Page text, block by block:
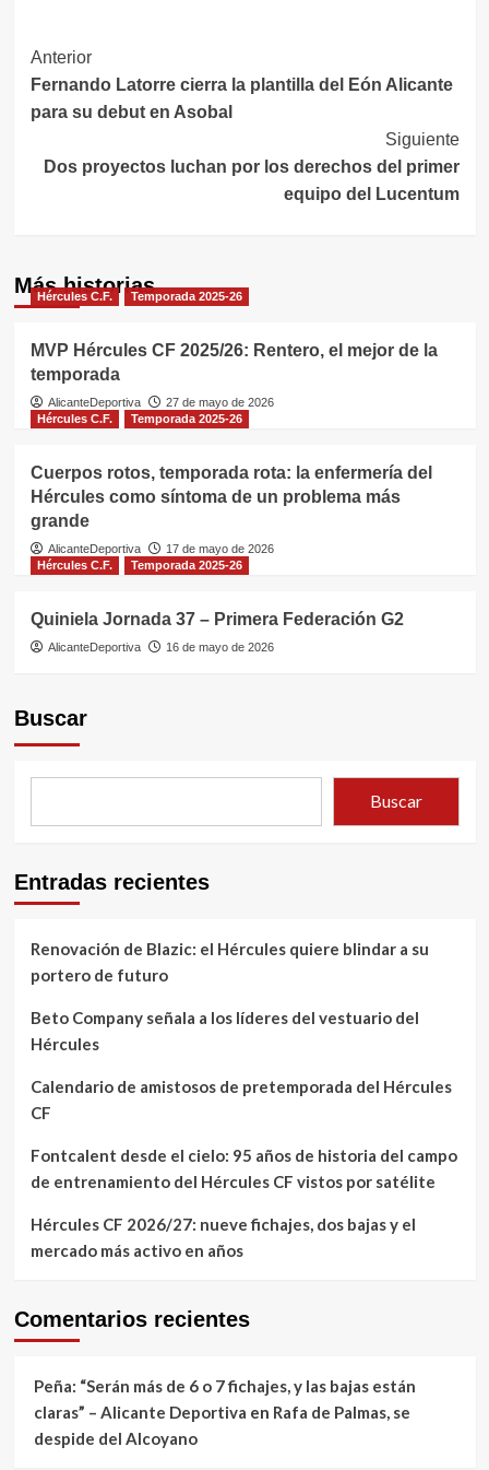
Navegación
de
entradas
Anterior
Fernando Latorre cierra la plantilla del Eón Alicante
para su debut en Asobal
Siguiente
Dos proyectos luchan por los derechos del primer
equipo del Lucentum
Más historias
Hércules C.F. Temporada 2025-26
MVP Hércules CF 2025/26: Rentero, el mejor de la
temporada
AlicanteDeportiva
27 de mayo de 2026
Hércules C.F.
Temporada 2025-26
Cuerpos rotos, temporada rota: la enfermería del
Hércules como síntoma de un problema más
grande
AlicanteDeportiva
17 de mayo de 2026
Hércules C.F.
Temporada 2025-26
Quiniela Jornada 37 – Primera Federación G2
AlicanteDeportiva 16 de mayo de 2026
Buscar
Buscar
Entradas recientes
Renovación de Blazic: el Hércules quiere blindar a su
portero de futuro
Beto Company señala a los líderes del vestuario del
Hércules
Calendario de amistosos de pretemporada del Hércules
CF
Fontcalent desde el cielo: 95 años de historia del campo
de entrenamiento del Hércules CF vistos por satélite
Hércules CF 2026/27: nueve fichajes, dos bajas y el
mercado más activo en años
Comentarios recientes
Peña: “Serán más de 6 o 7 fichajes, y las bajas están
claras” – Alicante Deportiva en Rafa de Palmas, se
despide del Alcoyano